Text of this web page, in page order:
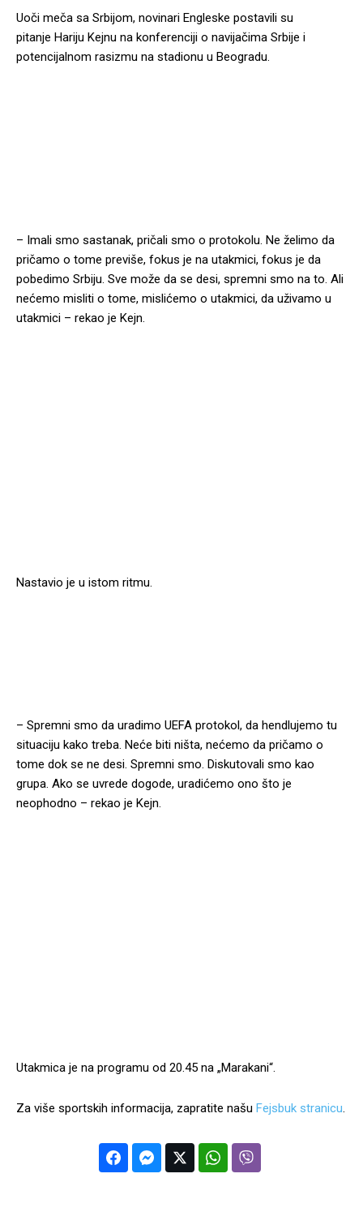
Uoči meča sa Srbijom, novinari Engleske postavili su
pitanje Hariju Kejnu na konferenciji o navijačima Srbije i
potencijalnom rasizmu na stadionu u Beogradu.
– Imali smo sastanak, pričali smo o protokolu. Ne želimo da
pričamo o tome previše, fokus je na utakmici, fokus je da
pobedimo Srbiju. Sve može da se desi, spremni smo na to. Ali
nećemo misliti o tome, mislićemo o utakmici, da uživamo u
utakmici – rekao je Kejn.
Nastavio je u istom ritmu.
– Spremni smo da uradimo UEFA protokol, da hendlujemo tu
situaciju kako treba. Neće biti ništa, nećemo da pričamo o
tome dok se ne desi. Spremni smo. Diskutovali smo kao
grupa. Ako se uvrede dogode, uradićemo ono što je
neophodno – rekao je Kejn.
Utakmica je na programu od 20.45 na „Marakani“.
Za više sportskih informacija, zapratite našu Fejsbuk stranicu.